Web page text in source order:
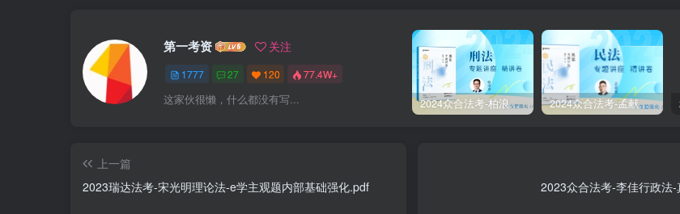
第一考资 关注
1777 27 120 77.4W+
这家伙很懒，什么都没有写... 2024众合法考-柏浪涛刑法-精讲卷pdf电子版（附视频1-76全） 2024众合法考-孟献贵民法-精讲卷.pdf
上一篇
2023瑞达法考-宋光明理论法-e学主观题内部基础强化.pdf
2023众合法考-李佳行政法